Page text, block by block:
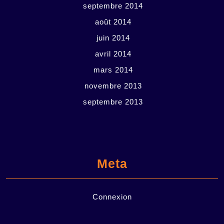
septembre 2014
août 2014
juin 2014
avril 2014
mars 2014
novembre 2013
septembre 2013
Meta
Connexion